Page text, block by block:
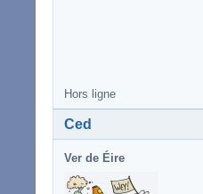
Hors ligne
Ced
Ver de Éire